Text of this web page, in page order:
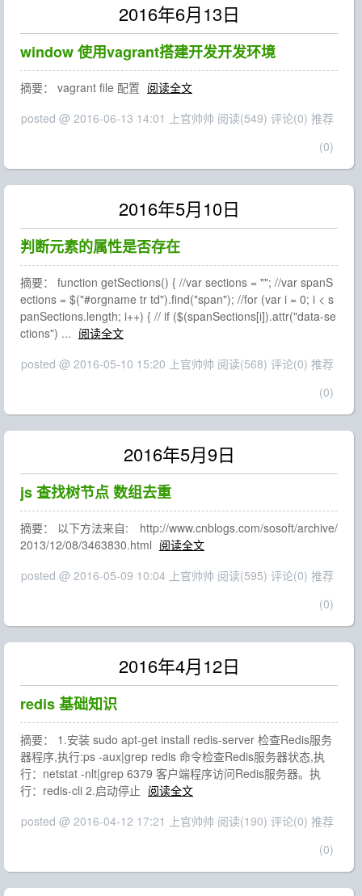
2016年6月13日
window 使用vagrant搭建开发开发环境
摘要： vagrant file 配置 阅读全文
posted @ 2016-06-13 14:01 上官帅帅 阅读(549) 评论(0) 推荐
(0)
2016年5月10日
判断元素的属性是否存在
摘要： function getSections() { //var sections = ""; //var spanS
ections = $("#orgname tr td").find("span"); //for (var i = 0; i < s
panSections.length; i++) { // if ($(spanSections[i]).attr("data-se
ctions") ... 阅读全文
posted @ 2016-05-10 15:20 上官帅帅 阅读(568) 评论(0) 推荐
(0)
2016年5月9日
js 查找树节点 数组去重
摘要： 以下方法来自: http://www.cnblogs.com/sosoft/archive/
2013/12/08/3463830.html 阅读全文
posted @ 2016-05-09 10:04 上官帅帅 阅读(595) 评论(0) 推荐
(0)
2016年4月12日
redis 基础知识
摘要： 1.安装 sudo apt-get install redis-server 检查Redis服务
器程序,执行:ps -aux|grep redis 命令检查Redis服务器状态,执
行：netstat -nlt|grep 6379 客户端程序访问Redis服务器。执
行：redis-cli 2.启动停止 阅读全文
posted @ 2016-04-12 17:21 上官帅帅 阅读(190) 评论(0) 推荐
(0)